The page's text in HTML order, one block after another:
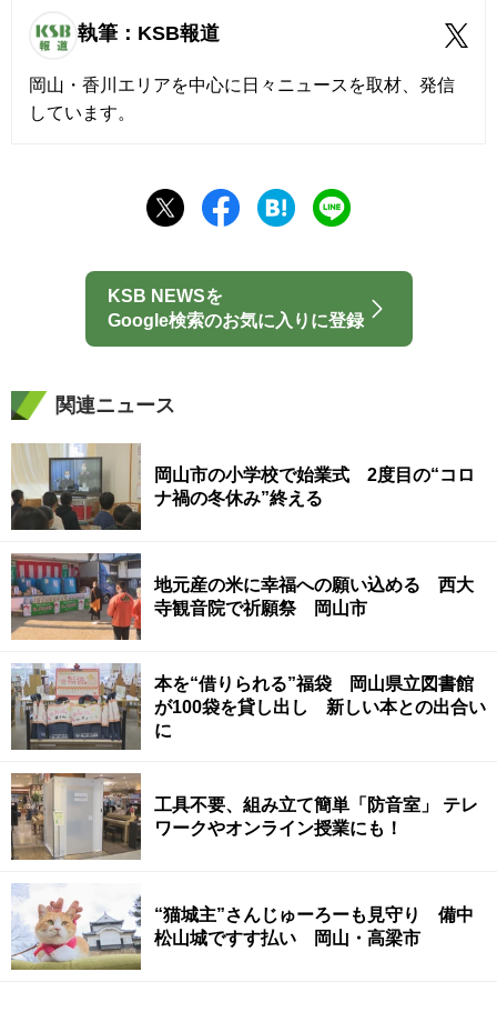
執筆：KSB報道
岡山・香川エリアを中心に日々ニュースを取材、発信
しています。
KSB NEWSを
Google検索のお気に入りに登録
関連ニュース
岡山市の小学校で始業式 2度目の“コロ
ナ禍の冬休み”終える
地元産の米に幸福への願い込める 西大
寺観音院で祈願祭 岡山市
本を“借りられる”福袋 岡山県立図書館
が100袋を貸し出し 新しい本との出合い
に
工具不要、組み立て簡単「防音室」 テレ
ワークやオンライン授業にも！
“猫城主”さんじゅーろーも見守り 備中
松山城ですす払い 岡山・高梁市